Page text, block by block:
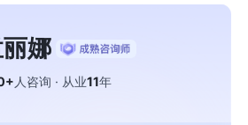
娜
人咨询 · 从业11年